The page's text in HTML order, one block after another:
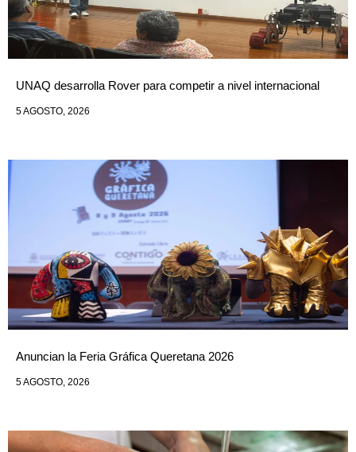
UNAQ desarrolla Rover para competir a nivel internacional
5 AGOSTO, 2026
Anuncian la Feria Gráfica Queretana 2026
5 AGOSTO, 2026